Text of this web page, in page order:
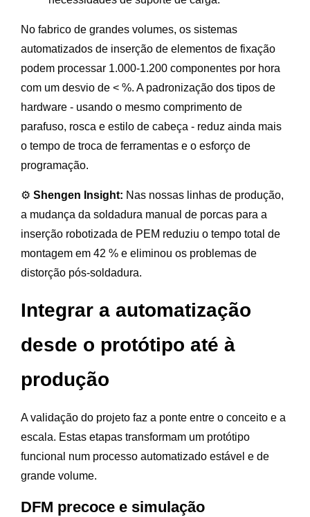
No fabrico de grandes volumes, os sistemas
automatizados de inserção de elementos de fixação
podem processar 1.000-1.200 componentes por hora
com um desvio de < %. A padronização dos tipos de
hardware - usando o mesmo comprimento de
parafuso, rosca e estilo de cabeça - reduz ainda mais
o tempo de troca de ferramentas e o esforço de
programação.
⚙️ Shengen Insight: Nas nossas linhas de produção,
a mudança da soldadura manual de porcas para a
inserção robotizada de PEM reduziu o tempo total de
montagem em 42 % e eliminou os problemas de
distorção pós-soldadura.
Integrar a automatização
desde o protótipo até à
produção
A validação do projeto faz a ponte entre o conceito e a
escala. Estas etapas transformam um protótipo
funcional num processo automatizado estável e de
grande volume.
DFM precoce e simulação